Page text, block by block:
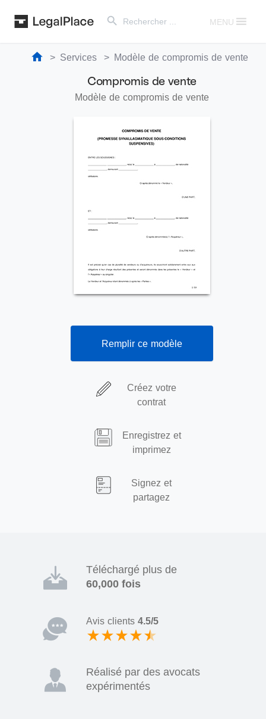
for:
MENU
Services Modèle de compromis de vente
Compromis de vente
Modèle de compromis de vente
Créez votre
contrat
Enregistrez et
imprimez
Signez et
partagez
Remplir ce modèle
Téléchargé plus de
60,000 fois
Avis clients 4.5/5
Réalisé par des avocats
expérimentés